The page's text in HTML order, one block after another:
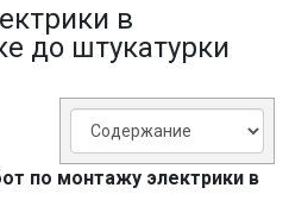
в
до штукатурки
по монтажу электрики в